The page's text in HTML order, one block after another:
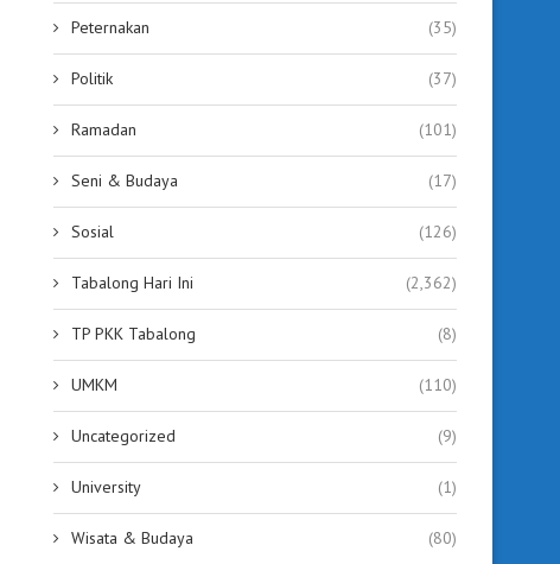
Peternakan (35)
Politik (37)
Ramadan (101)
Seni & Budaya (17)
Sosial (126)
Tabalong Hari Ini (2,362)
TP PKK Tabalong (8)
UMKM (110)
Uncategorized (9)
University (1)
Wisata & Budaya (80)